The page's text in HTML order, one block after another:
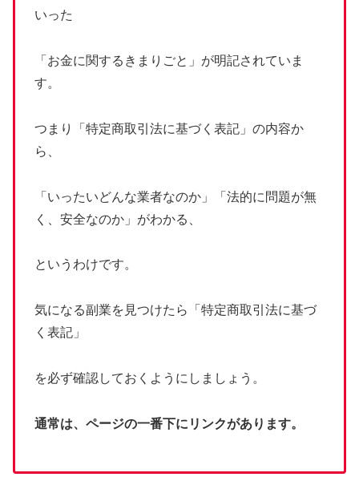
いった
「お金に関するきまりごと」が明記されていま
す。
つまり「特定商取引法に基づく表記」の内容か
ら、
「いったいどんな業者なのか」「法的に問題が無
く、安全なのか」がわかる、
というわけです。
気になる副業を見つけたら「特定商取引法に基づ
く表記」
を必ず確認しておくようにしましょう。
通常は、ページの一番下にリンクがあります。